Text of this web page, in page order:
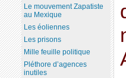
Le mouvement Zapatiste
au Mexique
Les éoliennes
Les prisons
Mille feuille politique
Pléthore d’agences
inutiles